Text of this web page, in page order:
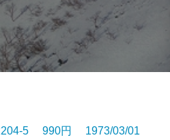
5 990円 1973/03/01